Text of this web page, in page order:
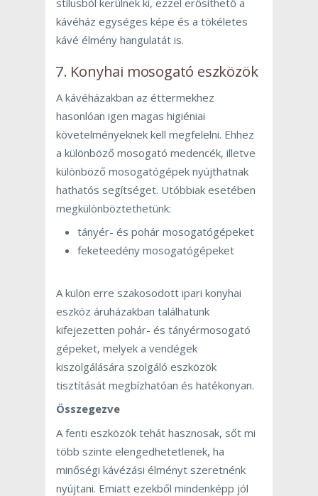
stílusból kerülnek ki, ezzel erősíthető a
kávéház egységes képe és a tökéletes
kávé élmény hangulatát is.
7. Konyhai mosogató eszközök
A kávéházakban az éttermekhez
hasonlóan igen magas higiéniai
követelményeknek kell megfelelni. Ehhez
a különböző mosogató medencék, illetve
különböző mosogatógépek nyújthatnak
hathatós segítséget. Utóbbiak esetében
megkülönböztethetünk:
tányér- és pohár mosogatógépeket
feketeedény mosogatógépeket
A külön erre szakosodott ipari konyhai
eszköz áruházakban találhatunk
kifejezetten pohár- és tányérmosogató
gépeket, melyek a vendégek
kiszolgálására szolgáló eszközök
tisztítását megbízhatóan és hatékonyan.
Összegezve
A fenti eszközök tehát hasznosak, sőt mi
több szinte elengedhetetlenek, ha
minőségi kávézási élményt szeretnénk
nyújtani. Emiatt ezekből mindenképp jól